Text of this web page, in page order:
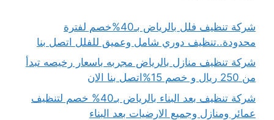
شركة تنظيف فلل بالرياض بـ40%خصم لفترة
محدودة..تنظيف دوري شامل وعميق للفلل اتصل بنا
شركة تنظيف منازل بالرياض مجربه باسعار رخيصه تبدأ
من 250 ريال و خصم 15%اتصل بنا الان
شركة تنظيف بعد البناء بالرياض بـ40% خصم لتنظيف
عمائر ومنازل وجميع الارضيات بعد البناء